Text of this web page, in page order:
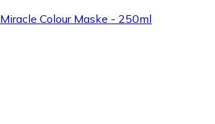
Colour Maske - 250ml